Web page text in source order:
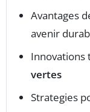
Avantages
avenir
Innovations
vertes
Strategies